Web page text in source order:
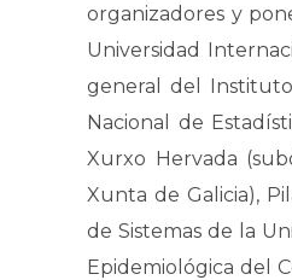
organizadores y
Universidad
general del
Nacional de
Xurxo Hervada
Xunta de Galicia),
de Sistemas de la
Epidemiológica del